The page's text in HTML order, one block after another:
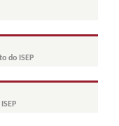
do ISEP